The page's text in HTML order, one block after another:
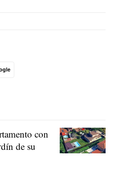
con
de su